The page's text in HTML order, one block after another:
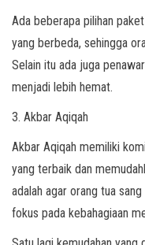
Ada beberapa pilihan
yang berbeda, sehingga
Selain itu ada juga
menjadi lebih hemat.
3. Akbar Aqiqah
Akbar Aqiqah memiliki
yang terbaik dan
adalah agar orang tua
fokus pada kebahagiaan